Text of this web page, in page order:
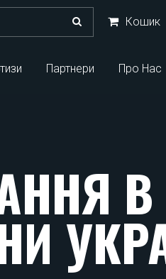
Кошик
Партнери Про Нас
В